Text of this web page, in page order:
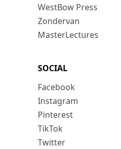
WestBow Press
Zondervan
MasterLectures
SOCIAL
Facebook
Instagram
Pinterest
TikTok
Twitter